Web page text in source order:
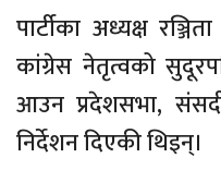
पार्टीका अध्यक्ष
कांग्रेस नेतृत्वको
आउन प्रदेशसभा,
निर्देशन दिएकी थिइन्।